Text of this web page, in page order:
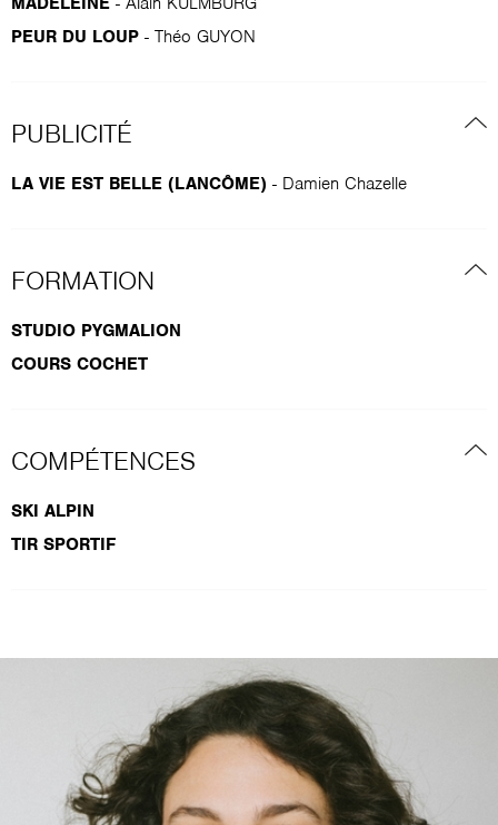
PEUR DU LOUP - Théo GUYON
PUBLICITÉ
LA VIE EST BELLE (LANCÔME) - Damien Chazelle
FORMATION
STUDIO PYGMALION
COURS COCHET
COMPÉTENCES
SKI ALPIN
TIR SPORTIF